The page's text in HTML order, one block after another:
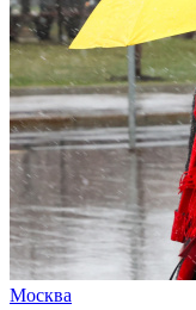
Москва